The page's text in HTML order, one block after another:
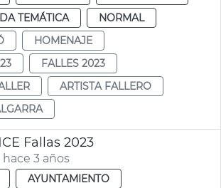
TEMÁTICA
NORMAL
HOMENAJE
FALLES 2023
ARTISTA FALLERO
Fallas 2023
3 años
AYUNTAMIENTO